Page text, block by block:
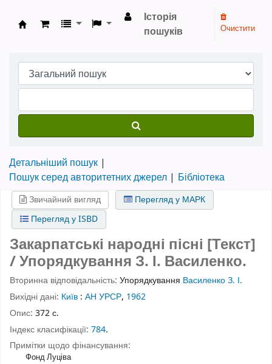
Бібліотека НТШ › Електронний каталог
Історія
пошуків
Очистити
Детальніший пошук
Пошук серед авторитетних джерел
Бібліотека
Звичайний вигляд
Перегляд у МАРК
Перегляд у ISBD
Закарпатські народні пісні [Текст]
/ Упорядкування З. І. Василенко.
Вторинна відповідальність: Упорядкування Василенко З. І.
Вихідні дані: Київ : АН УРСР, 1962
Опис: 372 с.
Індекс класифікації: 784.
Примітки щодо фінансування:
Фонд Луціва